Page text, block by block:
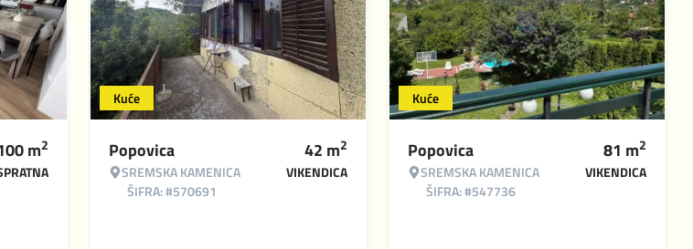
m2
Kuće
Popovica
SREMSKA KAMENICA
ŠIFRA: #570691
42 m2
VIKENDICA
Kuće
Popovica
SREMSKA KAMENICA
ŠIFRA: #547736
81 m2
VIKENDICA